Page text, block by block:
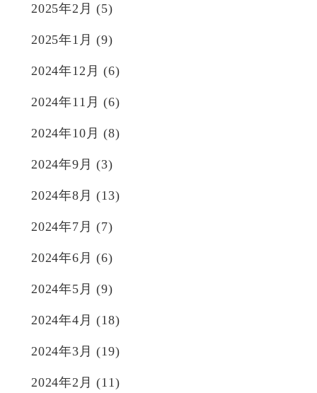
2025年2月 (5)
2025年1月 (9)
2024年12月 (6)
2024年11月 (6)
2024年10月 (8)
2024年9月 (3)
2024年8月 (13)
2024年7月 (7)
2024年6月 (6)
2024年5月 (9)
2024年4月 (18)
2024年3月 (19)
2024年2月 (11)